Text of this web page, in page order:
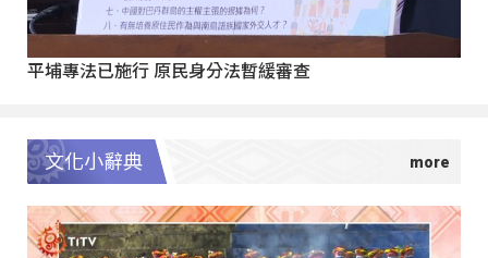
平埔專法已施行 原民身分法暫緩審查
文化小辭典